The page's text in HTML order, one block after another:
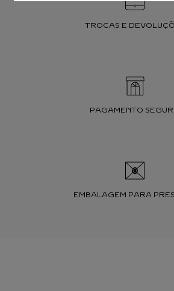
TROCAS E
PAGAMENTO
EMBALAGEM PARA